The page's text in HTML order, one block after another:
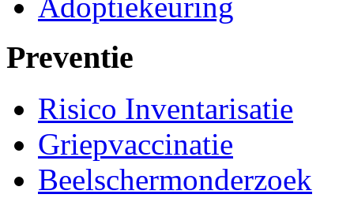
Preventie
Risico Inventarisatie
Griepvaccinatie
Beelschermonderzoek